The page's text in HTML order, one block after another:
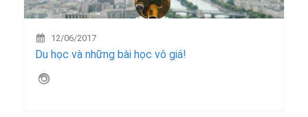
12/06/2017
Du học và những bài học vô giá!